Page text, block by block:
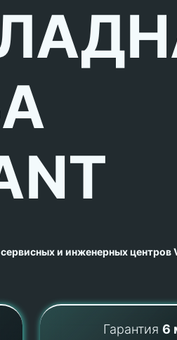
и инженерных центров
Гарантия6